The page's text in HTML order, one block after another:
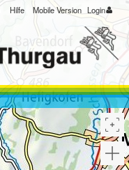
Hilfe Mobile Version Login